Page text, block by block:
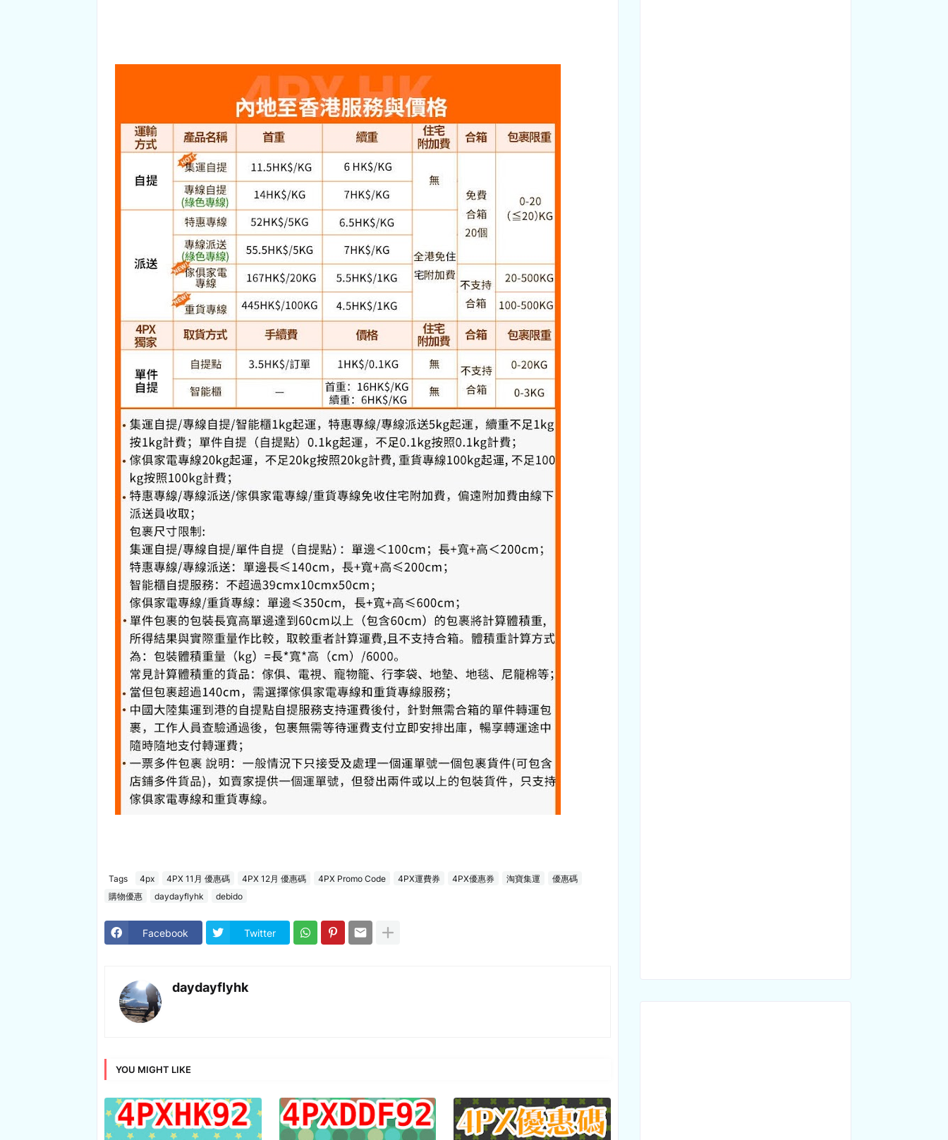
Tags 4px 4PX 11月 優惠碼 4PX 12月 優惠碼 4PX Promo Code 4PX運費券 4PX優惠券 淘寶集運
優惠碼
購物優惠
daydayflyhk debido
Facebook Twitter
daydayflyhk
YOU MIGHT LIKE